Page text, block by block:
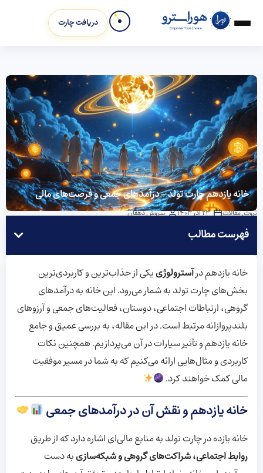
دریافت چارت
خانه یازدهم چارت تولد – درآمدهای جمعی و فرصت‌های مالی
ثروت,مقالات 23 آذر 1403 سروش دهقان
فهرست مطالب
خانه یازدهم درآسترولوژییکی از جذاب‌ترین و کاربردی‌ترین
بخش‌های چارت تولد به شمار می‌رود. این خانه به درآمدهای
گروهی، ارتباطات اجتماعی، دوستان، فعالیت‌های جمعی و آرزوهای
بلندپروازانه مرتبط است. در این مقاله، به بررسی عمیق و جامع
خانه یازدهم و تأثیر سیارات در آن می‌پردازیم. همچنین نکات
کاربردی و مثال‌هایی ارائه می‌کنیم که به شما در مسیر موفقیت
مالی کمک خواهند کرد.
خانه یازدهم و نقش آن در درآمدهای جمعی
خانه یازده در چارت تولد به منابع مالی‌ای اشاره دارد که از طریق
روابط اجتماعی، شراکت‌های گروهی و شبکه‌سازیبه دست